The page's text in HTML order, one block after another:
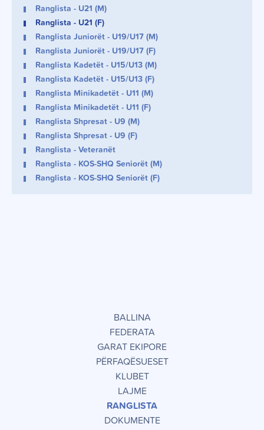
Ranglista - U21 (M)
Ranglista - U21 (F)
Ranglista Juniorët - U19/U17 (M)
Ranglista Juniorët - U19/U17 (F)
Ranglista Kadetët - U15/U13 (M)
Ranglista Kadetët - U15/U13 (F)
Ranglista Minikadetët - U11 (M)
Ranglista Minikadetët - U11 (F)
Ranglista Shpresat - U9 (M)
Ranglista Shpresat - U9 (F)
Ranglista - Veteranët
Ranglista - KOS-SHQ Seniorët (M)
Ranglista - KOS-SHQ Seniorët (F)
BALLINA
FEDERATA
GARAT EKIPORE
PËRFAQËSUESET
KLUBET
LAJME
RANGLISTA
DOKUMENTE